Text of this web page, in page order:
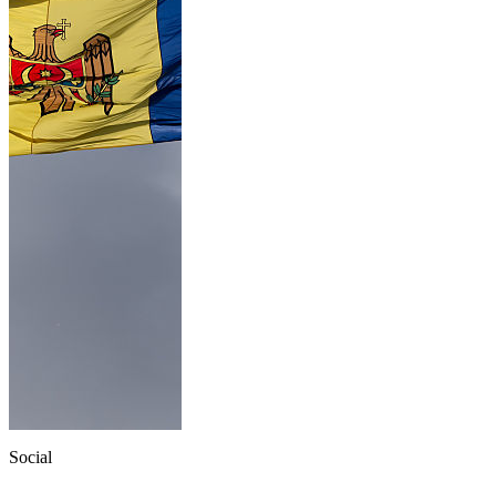
Social